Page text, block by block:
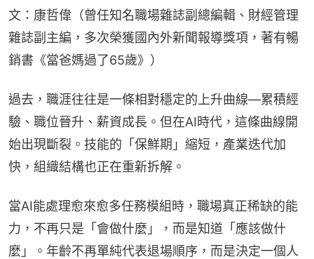
文：康哲偉（曾任知名職場雜誌副總編輯、財經管理
雜誌副主編，多次榮獲國內外新聞報導獎項，著有暢
銷書《當爸媽過了65歲》）
過去，職涯往往是一條相對穩定的上升曲線—累積經
驗、職位晉升、薪資成長。但在AI時代，這條曲線開
始出現斷裂。技能的「保鮮期」縮短，產業迭代加
快，組織結構也正在重新拆解。
當AI能處理愈來愈多任務模組時，職場真正稀缺的能
力，不再只是「會做什麼」，而是知道「應該做什
麼」。年齡不再單純代表退場順序，而是決定一個人